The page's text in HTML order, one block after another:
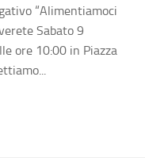
“Alimentiamoci
Sabato 9
ore 10:00 in Piazza